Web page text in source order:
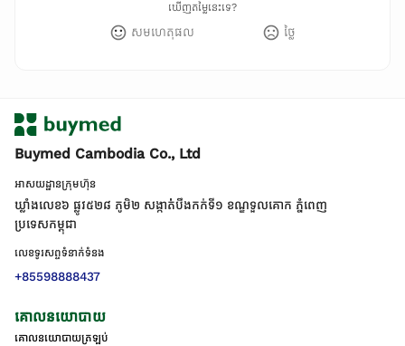
ឃើញតម្លៃនេះទេ?
សមហេតុផល ថ្លៃ
Buymed Cambodia Co., Ltd
អាសយដ្ឋានក្រុមហ៊ុន
ឃ្លាំងលេខ៦ ផ្លូវ៥២៨ ភូមិ២ សង្កាត់់បឹងកក់ទី១ ខណ្ឌទួលគោក ភ្នំពេញ
ប្រទេសកម្ពុជា
លេខទូរសព្ទទំនាក់ទំនង
+85598888437
គោលនយោបាយ
គោលនយោបាយត្រឡប់